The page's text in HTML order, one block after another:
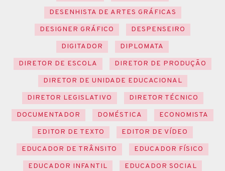
DESENHISTA DE ARTES GRÁFICAS
DESIGNER GRÁFICO
DESPENSEIRO
DIGITADOR
DIPLOMATA
DIRETOR DE ESCOLA
DIRETOR DE PRODUÇÃO
DIRETOR DE UNIDADE EDUCACIONAL
DIRETOR LEGISLATIVO
DIRETOR TÉCNICO
DOCUMENTADOR
DOMÉSTICA
ECONOMISTA
EDITOR DE TEXTO
EDITOR DE VÍDEO
EDUCADOR DE TRÂNSITO
EDUCADOR FÍSICO
EDUCADOR INFANTIL
EDUCADOR SOCIAL